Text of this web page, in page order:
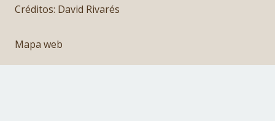
Créditos: David Rivarés
Mapa web